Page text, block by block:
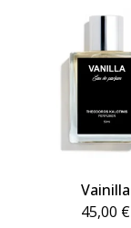
Vainilla
45,00 €